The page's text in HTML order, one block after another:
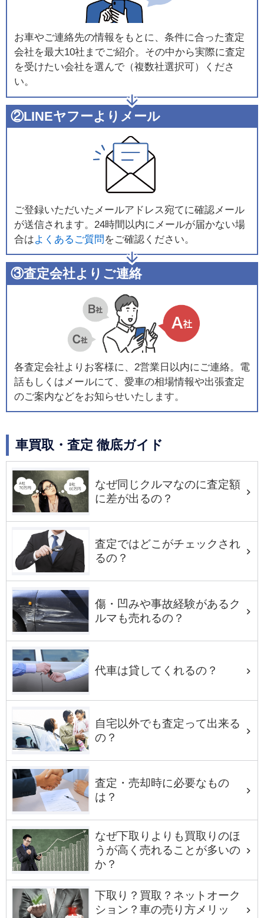
お車やご連絡先の情報をもとに、条件に合った査定
会社を最大10社までご紹介。その中から実際に査定
を受けたい会社を選んで（複数社選択可）くださ
い。
②LINEヤフーよりメール
ご登録いただいたメールアドレス宛てに確認メール
が送信されます。24時間以内にメールが届かない場
合はよくあるご質問 をご確認ください。
③査定会社よりご連絡
各査定会社よりお客様に、2営業日以内にご連絡。電
話もしくはメールにて、愛車の相場情報や出張査定
のご案内などをお知らせいたします。
車買取・査定 徹底ガイド
なぜ同じクルマなのに査定額
に差が出るの？
査定ではどこがチェックされ
るの？
傷・凹みや事故経験があるク
ルマも売れるの？
代車は貸してくれるの？
自宅以外でも査定って出来る
の？
査定・売却時に必要なもの
は？
なぜ下取りよりも買取りのほ
うが高く売れることが多いの
か？
下取り？買取？ネットオーク
ション？車の売り方メリッ